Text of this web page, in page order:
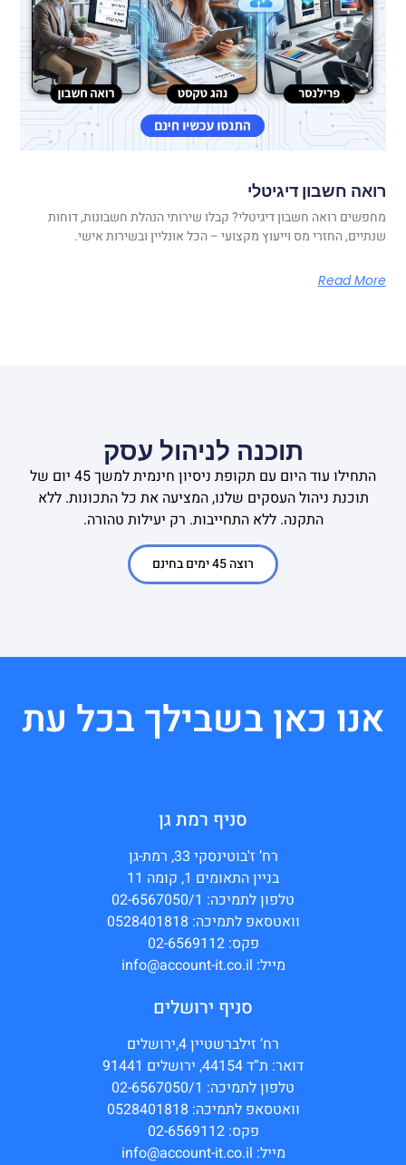
רואה חשבון דיגיטלי
מחפשים רואה חשבון דיגיטלי? קבלו שירותי הנהלת חשבונות, דוחות
שנתיים, החזרי מס וייעוץ מקצועי – הכל אונליין ובשירות אישי.
Read More
תוכנה לניהול עסק
התחילו עוד היום עם תקופת ניסיון חינמית למשך 45 יום של
תוכנת ניהול העסקים שלנו, המציעה את כל התכונות. ללא
התקנה. ללא התחייבות. רק יעילות טהורה.
רוצה 45 ימים בחינם
אנו כאן בשבילך בכל עת
סניף רמת גן
רח’ ז'בוטינסקי 33, רמת-גן
בניין התאומים 1, קומה 11
טלפון לתמיכה: 02-6567050/1
וואטסאפ לתמיכה: 0528401818
פקס: 02-6569112
מייל: info@account-it.co.il
סניף ירושלים
רח’ זילברשטיין 4,ירושלים
דואר: ת”ד 44154, ירושלים 91441
טלפון לתמיכה: 02-6567050/1
וואטסאפ לתמיכה: 0528401818
פקס: 02-6569112
מייל: info@account-it.co.il